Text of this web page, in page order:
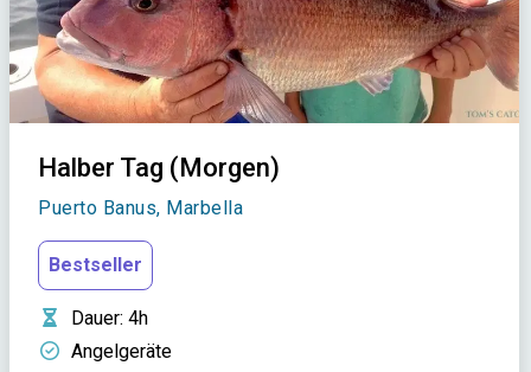
Halber Tag (Morgen)
Puerto Banus, Marbella
Bestseller
Dauer: 4h
Angelgeräte